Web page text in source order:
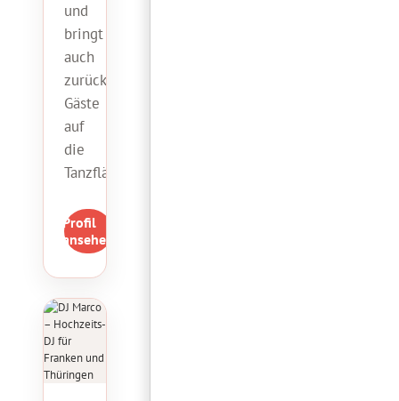
und
bringt
auch
zurückhaltende
Gäste
auf
die
Tanzfläche.
Profil
ansehen